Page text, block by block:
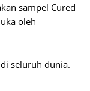
sampel Cured
oleh
seluruh dunia.